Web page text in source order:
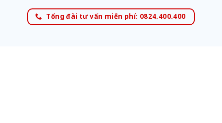
Tổng đài tư vấn miễn phí: 0824.400.400